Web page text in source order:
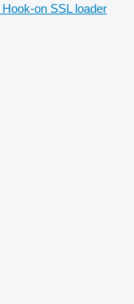
on SSL loader